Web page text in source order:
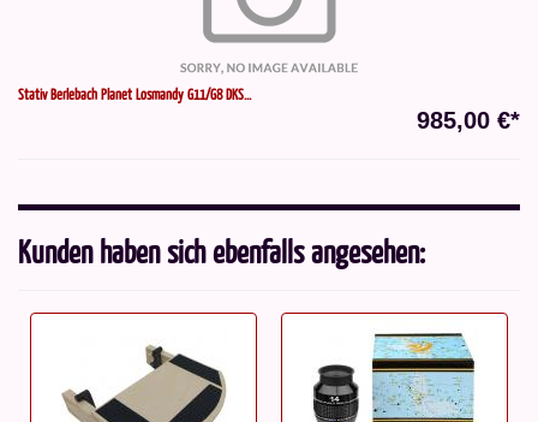
Stativ Berlebach Planet Losmandy G11/G8 DKS...
985,00 €*
Kunden haben sich ebenfalls angesehen: